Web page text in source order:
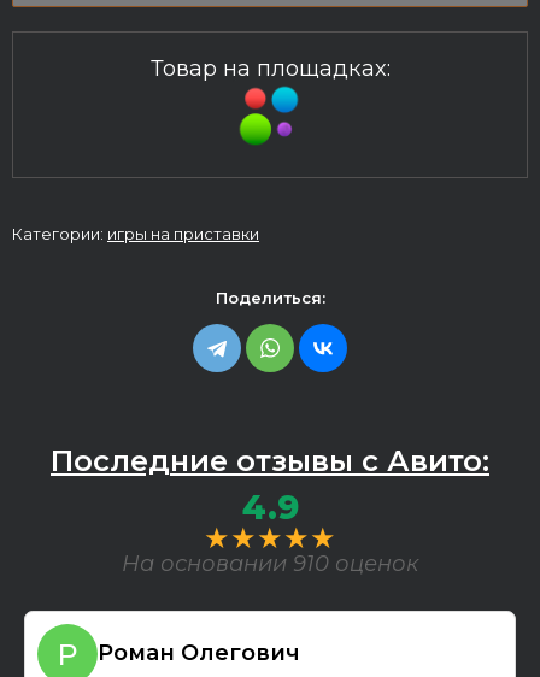
Товар на площадках:
Категории: игры на приставки
Поделиться:
Последние отзывы с Авито:
4.9
★★★★★
На основании 910 оценок
Роман Олегович